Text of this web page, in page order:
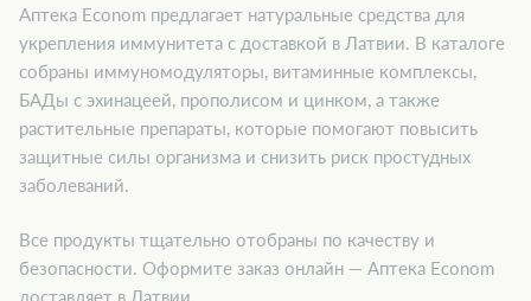
Аптека Econom предлагает натуральные средства для
укрепления иммунитета с доставкой в Латвии. В каталоге
собраны иммуномодуляторы, витаминные комплексы,
БАДы с эхинацеей, прополисом и цинком, а также
растительные препараты, которые помогают повысить
защитные силы организма и снизить риск простудных
заболеваний.
Все продукты тщательно отобраны по качеству и
безопасности. Оформите заказ онлайн — Аптека Econom
доставляет в Латвии.